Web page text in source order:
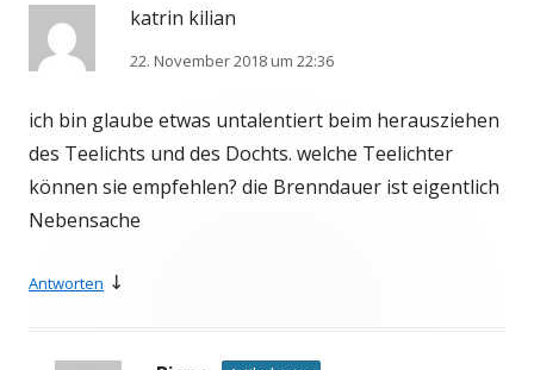
katrin kilian
22. November 2018 um 22:36
ich bin glaube etwas untalentiert beim herausziehen
des Teelichts und des Dochts. welche Teelichter
können sie empfehlen? die Brenndauer ist eigentlich
Nebensache
Antworten ↓